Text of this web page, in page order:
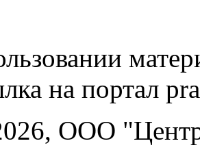
на портал
ООО "Центр